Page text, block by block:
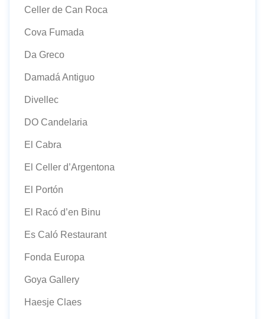
Celler de Can Roca
Cova Fumada
Da Greco
Damadá Antiguo
Divellec
DO Candelaria
El Cabra
El Celler d’Argentona
El Portón
El Racó d’en Binu
Es Caló Restaurant
Fonda Europa
Goya Gallery
Haesje Claes